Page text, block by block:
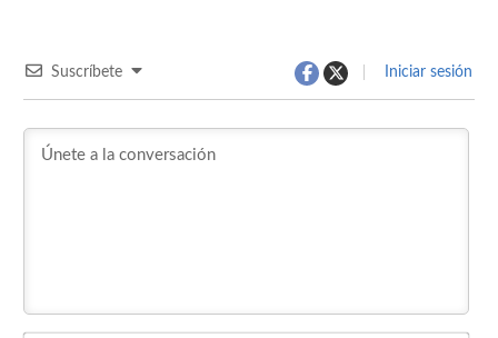
Suscríbete Iniciar sesión